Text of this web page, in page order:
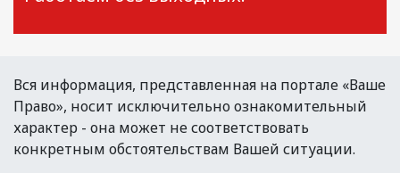
Вся информация, представленная на портале «Ваше
Право», носит исключительно ознакомительный
характер - она может не соответствовать
конкретным обстоятельствам Вашей ситуации.